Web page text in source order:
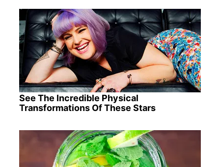
See The Incredible Physical
Transformations Of These Stars